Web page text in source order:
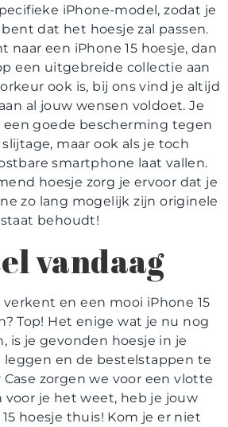
iPhone-model, zodat je
dat het hoesje zal passen.
naar een iPhone 15 hoesje, dan
een uitgebreide collectie aan
ook is, bij ons vind je altijd
al jouw wensen voldoet. Je
goede bescherming tegen
maar ook als je toch
smartphone laat vallen.
hoesje zorg je ervoor dat je
zo lang mogelijk zijn originele
staat behoudt!
vandaag
en een mooi iPhone 15
Top! Het enige wat je nu nog
is je gevonden hoesje in je
en de bestelstappen te
Case zorgen we voor een vlotte
voor je het weet, heb je jouw
hoesje thuis! Kom je er niet